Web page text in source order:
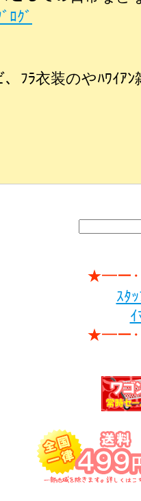
ﾛｸﾞ
、ﾌﾗ衣装のやﾊﾜｲ
★━ー
ｽﾀ
★━ー